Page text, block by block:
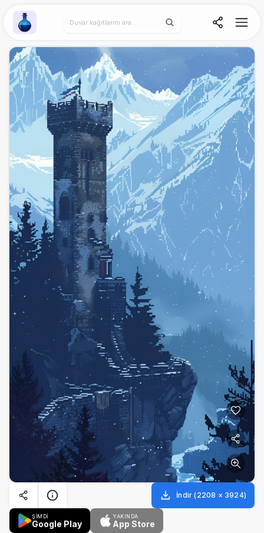
Wallpaper Alchemy
İndir (2208 × 3924)
ŞİMDİ
Google Play
YAKINDA
App Store